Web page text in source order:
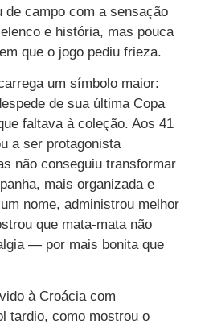
de campo com a sensação
e história, mas pouca
que o jogo pediu frieza.
um símbolo maior:
de sua última Copa
faltava à coleção. Aos 41
a ser protagonista
não conseguiu transformar
mais organizada e
nome, administrou melhor
que mata-mata não
— por mais bonita que
à Croácia com
tardio, como mostrou o